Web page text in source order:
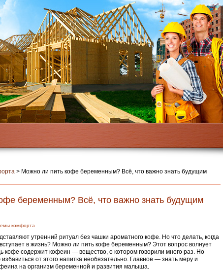
> Можно ли пить кофе беременным? Всё, что важно знать будущим
беременным? Всё, что важно знать будущим
комфорта
утренний ритуал без чашки ароматного кофе. Но что делать, когда
в жизнь? Можно ли пить кофе беременным? Этот вопрос волнует
кофе содержит кофеин — вещество, о котором говорили много раз. Но
от этого напитка необязательно. Главное — знать меру и
на организм беременной и развития малыша.